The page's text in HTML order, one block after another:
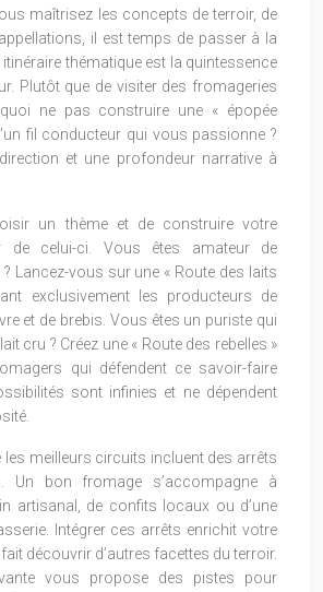
maîtrisez les concepts de terroir, de
il est temps de passer à la
itinéraire thématique est la quintessence
Plutôt que de visiter des fromageries
ne pas construire une « épopée
fil conducteur qui vous passionne ?
et une profondeur narrative à
un thème et de construire votre
de celui-ci. Vous êtes amateur de
Lancez-vous sur une « Route des laits
exclusivement les producteurs de
et de brebis. Vous êtes un puriste qui
cru ? Créez une « Route des rebelles »
qui défendent ce savoir-faire
sont infinies et ne dépendent
les meilleurs circuits incluent des arrêts
Un bon fromage s’accompagne à
artisanal, de confits locaux ou d’une
Intégrer ces arrêts enrichit votre
découvrir d’autres facettes du terroir.
vous propose des pistes pour